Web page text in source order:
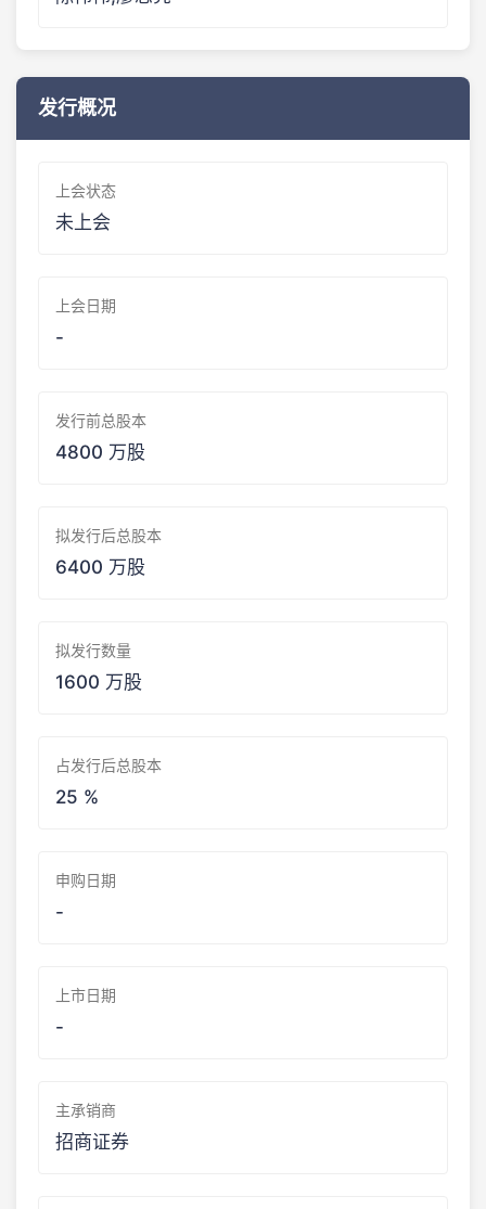
发行概况
上会状态
未上会
上会日期
-
发行前总股本
4800 万股
拟发行后总股本
6400 万股
拟发行数量
1600 万股
占发行后总股本
25 %
申购日期
-
上市日期
-
主承销商
招商证券